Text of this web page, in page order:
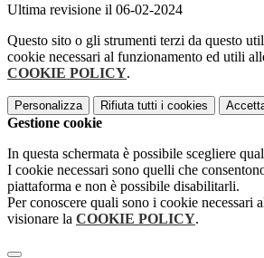
Ultima revisione il 06-02-2024
Questo sito o gli strumenti terzi da questo
cookie necessari al funzionamento ed utili
COOKIE POLICY.
Personalizza Rifiuta tutti i cookies
Gestione cookie
In questa schermata è possibile scegliere
I cookie necessari sono quelli che
piattaforma e non è possibile disabilitarli.
Per conoscere quali sono i cookie necessari
visionare la COOKIE POLICY.